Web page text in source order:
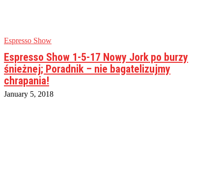
Espresso Show
Espresso Show 1-5-17 Nowy Jork po burzy
śnieżnej; Poradnik – nie bagatelizujmy
chrapania!
January 5, 2018